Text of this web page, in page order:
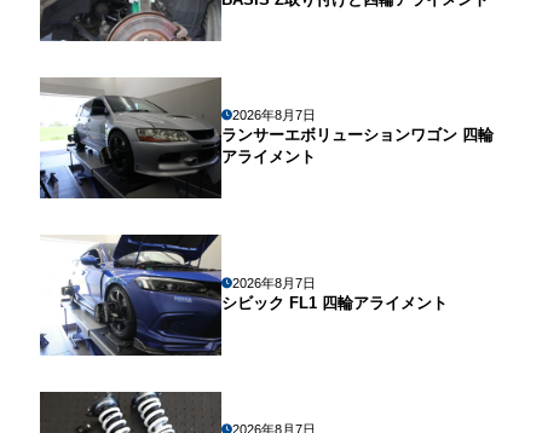
2026年8月7日
ランサーエボリューションワゴン 四輪
アライメント
2026年8月7日
シビック FL1 四輪アライメント
2026年8月7日